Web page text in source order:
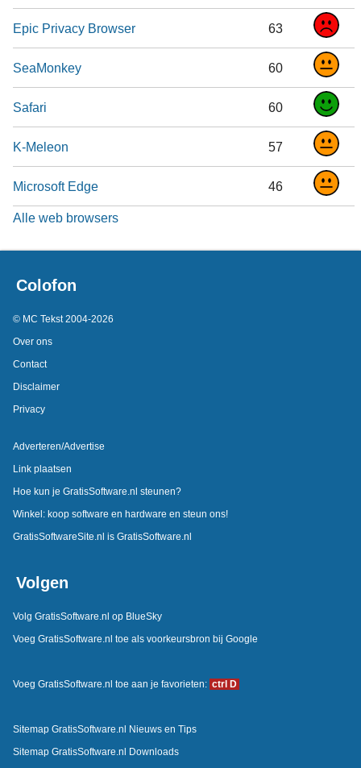
Epic Privacy Browser 63
SeaMonkey 60
Safari 60
K-Meleon 57
Microsoft Edge 46
Alle web browsers
Colofon
© MC Tekst 2004-2026
Over ons
Contact
Disclaimer
Privacy
Adverteren/Advertise
Link plaatsen
Hoe kun je GratisSoftware.nl steunen?
Winkel: koop software en hardware en steun ons!
GratisSoftwareSite.nl is GratisSoftware.nl
Volgen
Volg GratisSoftware.nl op BlueSky
Voeg GratisSoftware.nl toe als voorkeursbron bij Google
Voeg GratisSoftware.nl toe aan je favorieten: ctrl D
Sitemap GratisSoftware.nl Nieuws en Tips
Sitemap GratisSoftware.nl Downloads